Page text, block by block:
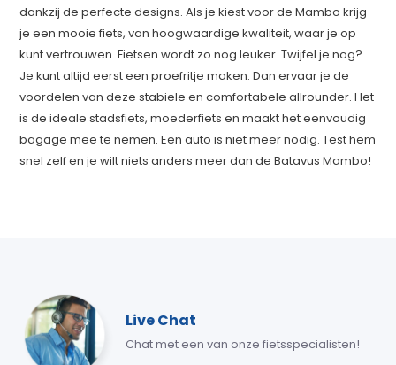
dankzij de perfecte designs. Als je kiest voor de Mambo krijg
je een mooie fiets, van hoogwaardige kwaliteit, waar je op
kunt vertrouwen. Fietsen wordt zo nog leuker. Twijfel je nog?
Je kunt altijd eerst een proefritje maken. Dan ervaar je de
voordelen van deze stabiele en comfortabele allrounder. Het
is de ideale stadsfiets, moederfiets en maakt het eenvoudig
bagage mee te nemen. Een auto is niet meer nodig. Test hem
snel zelf en je wilt niets anders meer dan de Batavus Mambo!
Live Chat
Chat met een van onze fietsspecialisten!